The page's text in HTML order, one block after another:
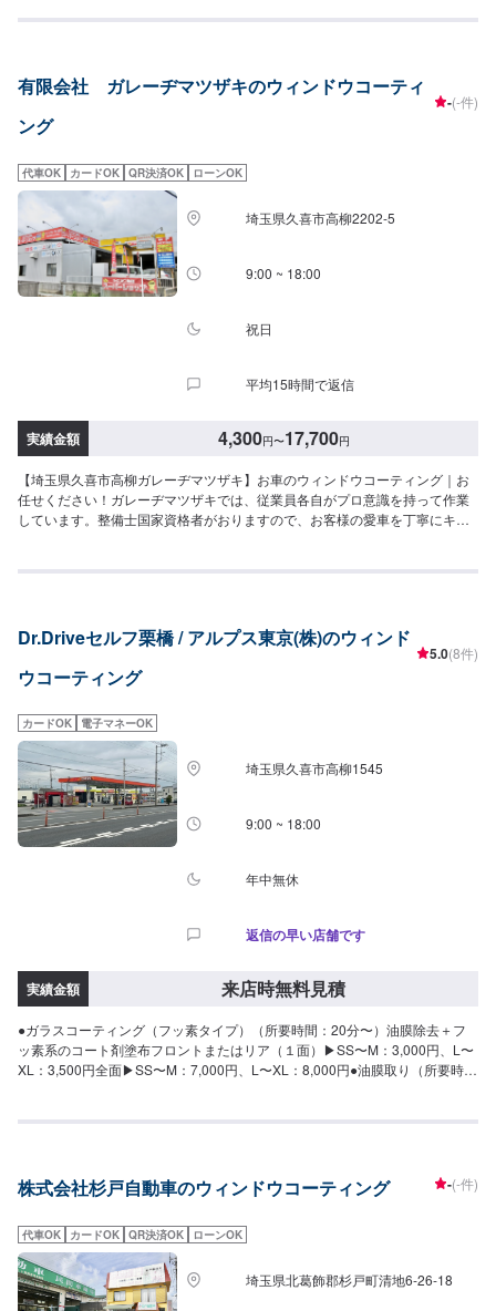
れてしまった…★保険を使えべきなのかわからない…などのご相談もお気軽
ご納得いただければ作業開始【4】仕上がり次第納車-----納期について-----納
期は通常1日～2日程度で納車となります。車種や条件などにより、納期は前
後する場合がございます。予めご了承ください。-----代車について-----無料の
料代はお客様にご負担いただいております。※内容などにより貸し出し出来か
ねる場合もございます。-----ご来店時の注意、受付方法-----入庫の際はお気を
つけてお越しください。駐車スペースは事務所前のお客様駐車スペースに駐
車してください。受付はスタッフへ「メンテモで予約しました」とお伝えく
ださい。ご案内いたします。
有限会社 ガレーヂマツザキのウィンドウコーティ
ング
-(-件)
代車OK カードOK QR決済OK ローンOK
埼玉県久喜市高柳2202-5
9:00 ~ 18:00
祝日
平均15時間で返信
実績金額 4,300円〜17,700円
【埼玉県久喜市高柳ガレーヂマツザキ】お車のウィンドウコーティング｜お
任せください！ガレーヂマツザキでは、従業員各自がプロ意識を持って作業
しています。整備士国家資格者がおりますので、お客様の愛車を丁寧にキレ
正式なお見積り【5】作業開始【6】納車時のお支払い<代車について>ガレー
となる場合もございますので、まずはお気軽にご相談ください。※代車の燃料
代はお客様にご負担いただいております。<定休日・営業時間>定休日：なし
営業時間：9:00~18:00クレジット・QR決済などをご希望の方は事前にお申し
Dr.Driveセルフ栗橋 / アルプス東京(株)のウィンド
ウコーティング
5.0(8件)
カードOK 電子マネーOK
埼玉県久喜市高柳1545
9:00 ~ 18:00
年中無休
返信の早い店舗です
実績金額 来店時無料見積
●ガラスコーティング（フッ素タイプ）（所要時間：20分〜）油膜除去＋フ
ッ素系のコート剤塗布フロントまたはリア（１面）▶︎SS〜M：3,000円、L〜
XL：3,500円全面▶︎SS〜M：7,000円、L〜XL：8,000円●油膜取り（所要時
株式会社杉戸自動車のウィンドウコーティング -(-件)
代車OK カードOK QR決済OK ローンOK
埼玉県北葛飾郡杉戸町清地6-26-18